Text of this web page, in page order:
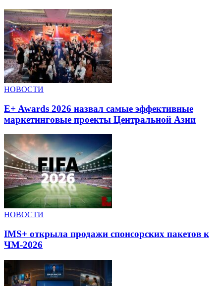
НОВОСТИ
E+ Awards 2026 назвал самые эффективные
маркетинговые проекты Центральной Азии
НОВОСТИ
IMS+ открыла продажи спонсорских пакетов к
ЧМ-2026